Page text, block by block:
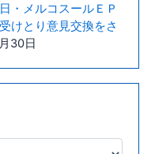
・メルコスールＥＰ
けとり意見交換をさ
30日